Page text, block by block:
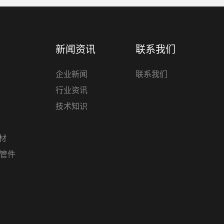
件
新闻资讯
企业新闻
行业资讯
技术知识
联系我们
联系我们